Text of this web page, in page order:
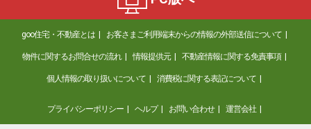
goo住宅・不動産とは お客さまご利用端末からの情報の外部送信について
物件に関するお問合せの流れ 情報提供元 不動産情報に関する免責事項
個人情報の取り扱いについて 消費税に関する表記について
プライバシーポリシー ヘルプ お問い合わせ 運営会社